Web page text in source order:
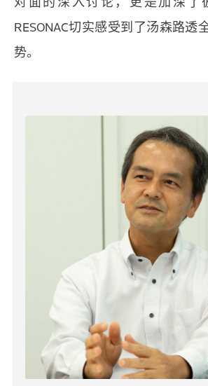
RESONAC切实感受到了汤森路透
势。